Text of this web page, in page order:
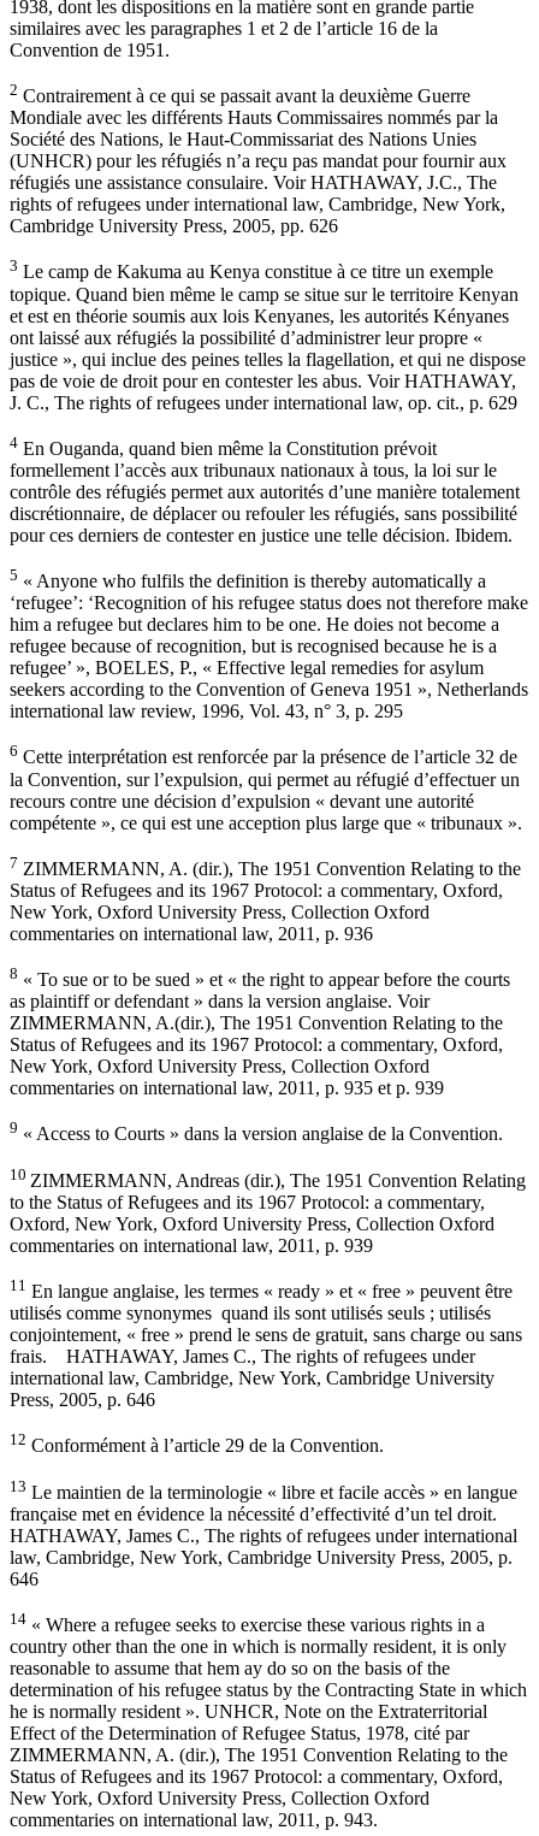
1938, dont les dispositions en la matière sont en grande partie
similaires avec les paragraphes 1 et 2 de l’article 16 de la
Convention de 1951.
2 Contrairement à ce qui se passait avant la deuxième Guerre
Mondiale avec les différents Hauts Commissaires nommés par la
Société des Nations, le Haut-Commissariat des Nations Unies
(UNHCR) pour les réfugiés n’a reçu pas mandat pour fournir aux
réfugiés une assistance consulaire. Voir HATHAWAY, J.C., The
rights of refugees under international law, Cambridge, New York,
Cambridge University Press, 2005, pp. 626
3 Le camp de Kakuma au Kenya constitue à ce titre un exemple
topique. Quand bien même le camp se situe sur le territoire Kenyan
et est en théorie soumis aux lois Kenyanes, les autorités Kényanes
ont laissé aux réfugiés la possibilité d’administrer leur propre «
justice », qui inclue des peines telles la flagellation, et qui ne dispose
pas de voie de droit pour en contester les abus. Voir HATHAWAY,
J. C., The rights of refugees under international law, op. cit., p. 629
4 En Ouganda, quand bien même la Constitution prévoit
formellement l’accès aux tribunaux nationaux à tous, la loi sur le
contrôle des réfugiés permet aux autorités d’une manière totalement
discrétionnaire, de déplacer ou refouler les réfugiés, sans possibilité
pour ces derniers de contester en justice une telle décision. Ibidem.
5 « Anyone who fulfils the definition is thereby automatically a
‘refugee’: ‘Recognition of his refugee status does not therefore make
him a refugee but declares him to be one. He doies not become a
refugee because of recognition, but is recognised because he is a
refugee’ », BOELES, P., « Effective legal remedies for asylum
seekers according to the Convention of Geneva 1951 », Netherlands
international law review, 1996, Vol. 43, n° 3, p. 295
6 Cette interprétation est renforcée par la présence de l’article 32 de
la Convention, sur l’expulsion, qui permet au réfugié d’effectuer un
recours contre une décision d’expulsion « devant une autorité
compétente », ce qui est une acception plus large que « tribunaux ».
7 ZIMMERMANN, A. (dir.), The 1951 Convention Relating to the
Status of Refugees and its 1967 Protocol: a commentary, Oxford,
New York, Oxford University Press, Collection Oxford
commentaries on international law, 2011, p. 936
8 « To sue or to be sued » et « the right to appear before the courts
as plaintiff or defendant » dans la version anglaise. Voir
ZIMMERMANN, A.(dir.), The 1951 Convention Relating to the
Status of Refugees and its 1967 Protocol: a commentary, Oxford,
New York, Oxford University Press, Collection Oxford
commentaries on international law, 2011, p. 935 et p. 939
9 « Access to Courts » dans la version anglaise de la Convention.
10 ZIMMERMANN, Andreas (dir.), The 1951 Convention Relating
to the Status of Refugees and its 1967 Protocol: a commentary,
Oxford, New York, Oxford University Press, Collection Oxford
commentaries on international law, 2011, p. 939
11 En langue anglaise, les termes « ready » et « free » peuvent être
utilisés comme synonymes quand ils sont utilisés seuls ; utilisés
conjointement, « free » prend le sens de gratuit, sans charge ou sans
frais. HATHAWAY, James C., The rights of refugees under
international law, Cambridge, New York, Cambridge University
Press, 2005, p. 646
12 Conformément à l’article 29 de la Convention.
13 Le maintien de la terminologie « libre et facile accès » en langue
française met en évidence la nécessité d’effectivité d’un tel droit.
HATHAWAY, James C., The rights of refugees under international
law, Cambridge, New York, Cambridge University Press, 2005, p.
646
14 « Where a refugee seeks to exercise these various rights in a
country other than the one in which is normally resident, it is only
reasonable to assume that hem ay do so on the basis of the
determination of his refugee status by the Contracting State in which
he is normally resident ». UNHCR, Note on the Extraterritorial
Effect of the Determination of Refugee Status, 1978, cité par
ZIMMERMANN, A. (dir.), The 1951 Convention Relating to the
Status of Refugees and its 1967 Protocol: a commentary, Oxford,
New York, Oxford University Press, Collection Oxford
commentaries on international law, 2011, p. 943.